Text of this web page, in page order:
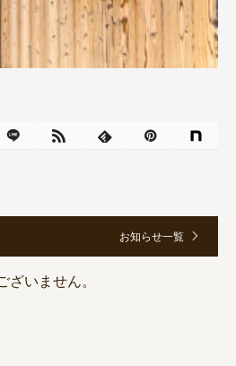
お知らせ一覧
ざいません。